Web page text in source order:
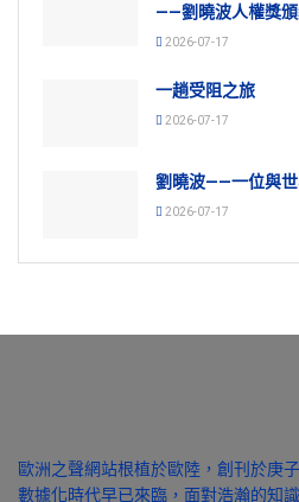
——劉曉波人權獎
2026-07-17
一趟受阻之旅
2026-07-17
劉曉波——一位與
2026-07-17
歐洲之聲網站根植於歐陸，創刊於庚
數據化時代早已來臨，面對浩瀚的知